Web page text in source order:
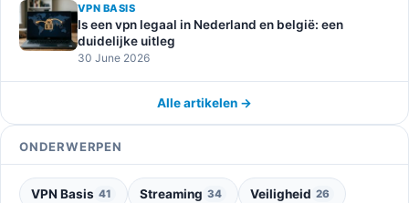
VPN BASIS
Is een vpn legaal in Nederland en belgië: een
duidelijke uitleg
30 June 2026
Alle artikelen →
ONDERWERPEN
VPN Basis 41 Streaming 34 Veiligheid 26